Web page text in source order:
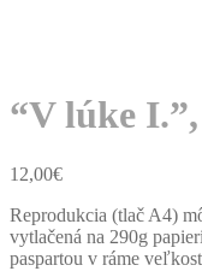
“V lúke
12,00€
Reprodukcia (tlač A4)
vytlačená na 290g
paspartou v ráme